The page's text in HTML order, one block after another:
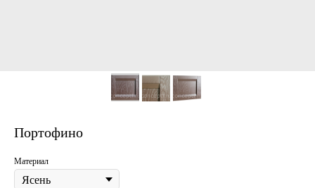
Портофино
Материал